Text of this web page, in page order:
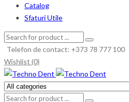
Catalog
Sfaturi Utile
Telefon de contact: +373 78 777 100
Wishlist (0)